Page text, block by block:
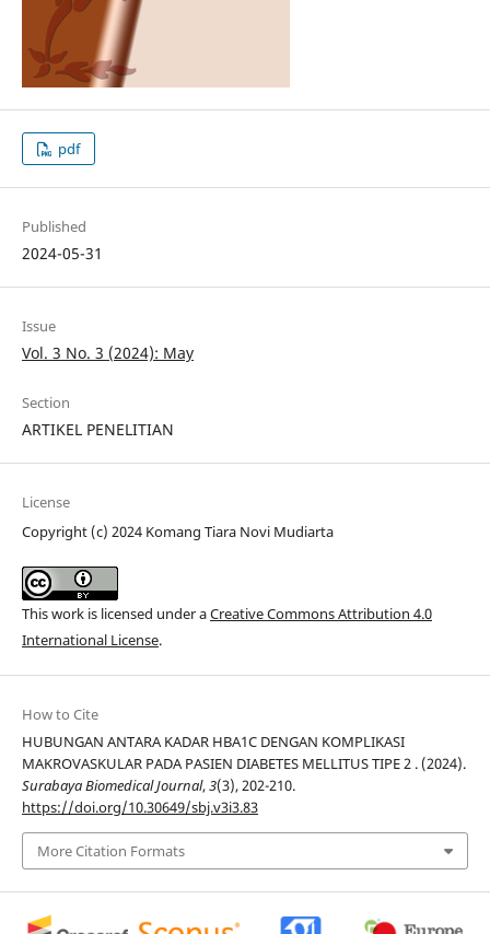
pdf
Published
2024-05-31
Issue
Vol. 3 No. 3 (2024): May
Section
ARTIKEL PENELITIAN
License
Copyright (c) 2024 Komang Tiara Novi Mudiarta
This work is licensed under aCreative Commons Attribution 4.0
International License.
How to Cite
HUBUNGAN ANTARA KADAR HBA1C DENGAN KOMPLIKASI
MAKROVASKULAR PADA PASIEN DIABETES MELLITUS TIPE 2 . (2024).
Surabaya Biomedical Journal,3(3), 202-210.
https://doi.org/10.30649/sbj.v3i3.83
More Citation Formats